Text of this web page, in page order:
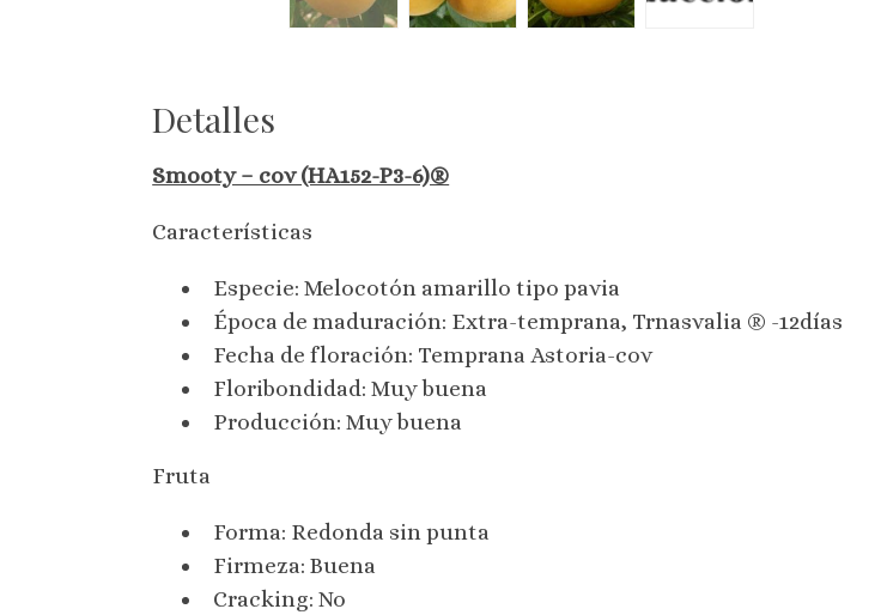
Detalles
Smooty – cov (HA152-P3-6)®
Características
Especie: Melocotón amarillo tipo pavia
Época de maduración: Extra-temprana, Trnasvalia ® -12días
Fecha de floración: Temprana Astoria-cov
Floribondidad: Muy buena
Producción: Muy buena
Fruta
Forma: Redonda sin punta
Firmeza: Buena
Cracking: No